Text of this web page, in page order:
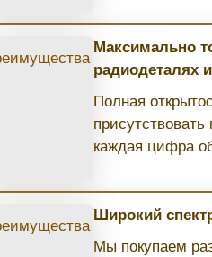
Максимально
радиодеталях
Полная
каждая цифра
Широкий
Мы покупаем